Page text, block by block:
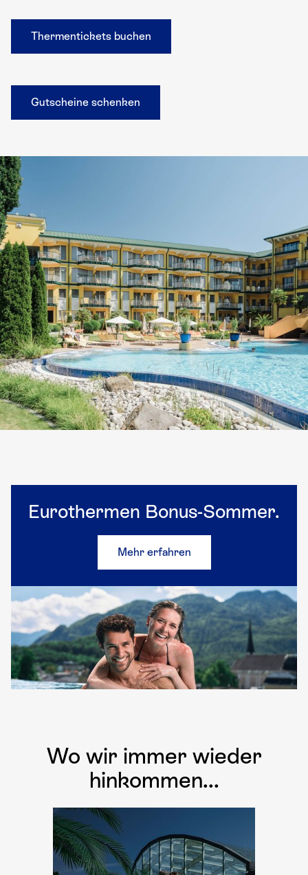
Thermentickets buchen
Gutscheine schenken
Eurothermen Bonus-Sommer.
Mehr erfahren
Wo wir immer wieder
hinkommen...